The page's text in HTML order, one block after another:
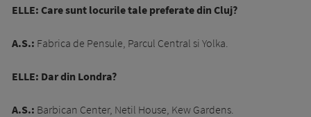
ELLE: Care sunt locurile tale preferate din Cluj?
A.S.: Fabrica de Pensule, Parcul Central si Yolka.
ELLE: Dar din Londra?
A.S.: Barbican Center, Netil House, Kew Gardens.